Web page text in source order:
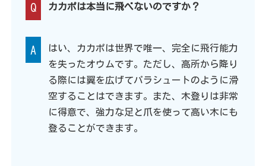
Q カカポは本当に飛べないのですか？
A
はい、カカポは世界で唯一、完全に飛行能力
を失ったオウムです。ただし、高所から降り
る際には翼を広げてパラシュートのように滑
空することはできます。また、木登りは非常
に得意で、強力な足と爪を使って高い木にも
登ることができます。